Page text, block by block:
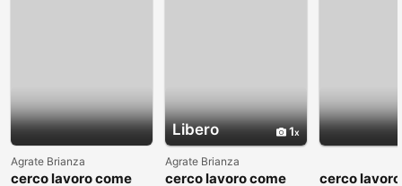
Agrate Brianza
cerco lavoro come
Libero 1
Agrate Brianza
cerco lavoro come
cerco